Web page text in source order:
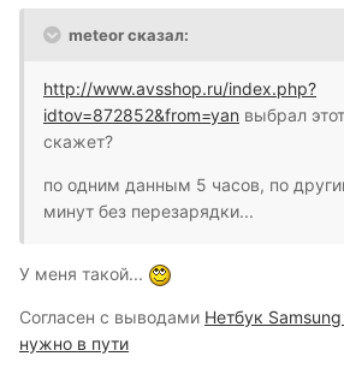
meteor сказал:
http://www.avsshop.ru/index.php?
idtov=872852&from=yan выбрал
скажет?
по одним данным 5 часов, по
минут без перезарядки...
У меня такой...
Согласен с выводами Нетбук
нужно в пути